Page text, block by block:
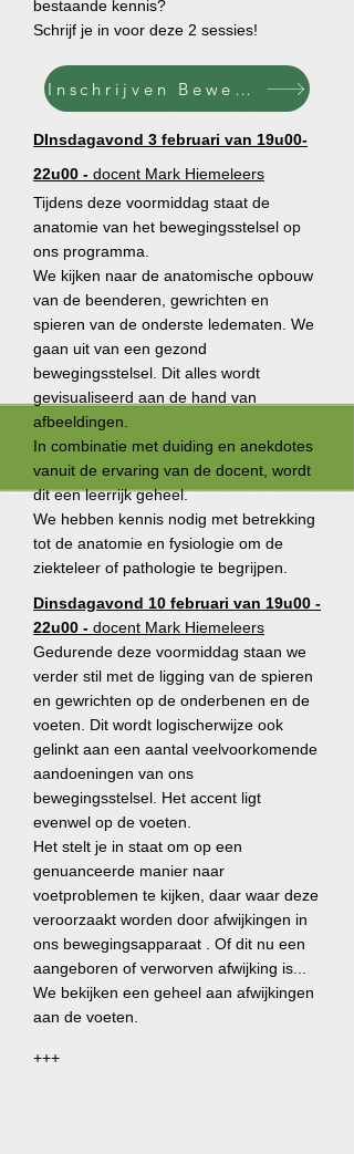
bestaande kennis?
Schrijf je in voor deze 2 sessies!
Inschrijven Beweginsstelsel heup tot voet
DInsdagavond 3 februari van 19u00-
22u00 - docent Mark Hiemeleers
Tijdens deze voormiddag staat de
anatomie van het bewegingsstelsel op
ons programma.
We kijken naar de anatomische opbouw
van de beenderen, gewrichten en
spieren van de onderste ledematen. We
gaan uit van een gezond
bewegingsstelsel. Dit alles wordt
gevisualiseerd aan de hand van
afbeeldingen.
In combinatie met duiding en anekdotes
vanuit de ervaring van de docent, wordt
dit een leerrijk geheel.
We hebben kennis nodig met betrekking
tot de anatomie en fysiologie om de
ziekteleer of pathologie te begrijpen.
Dinsdagavond 10 februari van 19u00 -
22u00 - docent Mark Hiemeleers
Gedurende deze voormiddag staan we
verder stil met de ligging van de spieren
en gewrichten op de onderbenen en de
voeten. Dit wordt logischerwijze ook
gelinkt aan een aantal veelvoorkomende
aandoeningen van ons
bewegingsstelsel. Het accent ligt
evenwel op de voeten.
Het stelt je in staat om op een
genuanceerde manier naar
voetproblemen te kijken, daar waar deze
veroorzaakt worden door afwijkingen in
ons bewegingsapparaat . Of dit nu een
aangeboren of verworven afwijking is...
We bekijken een geheel aan afwijkingen
aan de voeten.
+++